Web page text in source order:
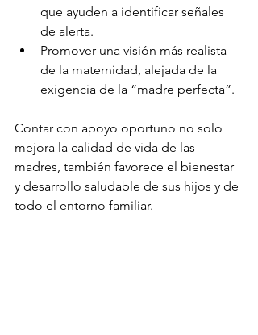
que ayuden a identificar señales
de alerta.
Promover una visión más realista
de la maternidad, alejada de la
exigencia de la “madre perfecta”.
Contar con apoyo oportuno no solo
mejora la calidad de vida de las
madres, también favorece el bienestar
y desarrollo saludable de sus hijos y de
todo el entorno familiar.